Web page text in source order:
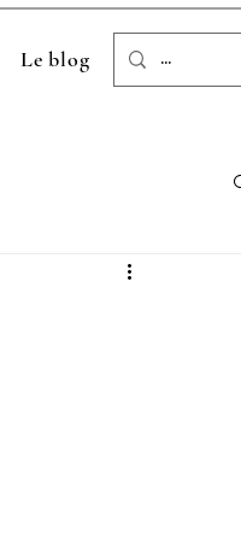
Le blog